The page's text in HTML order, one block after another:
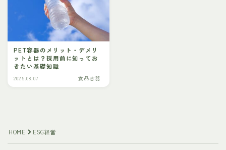
PET容器のメリット・デメリ
ットとは？採用前に知ってお
きたい基礎知識
2025.08.07 食品容器
HOME ESG経営